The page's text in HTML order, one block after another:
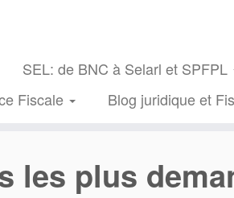
SEL: de BNC à Selarl et SPFPL
Fiscale
Blog juridique et
les plus